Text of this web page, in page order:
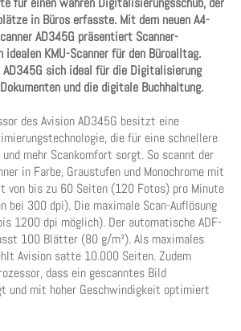
in Büros erfasste. Mit dem neuen A4-
AD345G präsentiert Scanner-
idealen KMU-Scanner für den Büroalltag.
sich ideal für die Digitalisierung
und die digitale Buchhaltung.
des Avision AD345G besitzt eine
die für eine schnellere
mehr Scankomfort sorgt. So scannt der
in Farbe, Graustufen und Monochrome mit
von bis zu 60 Seiten (120 Fotos) pro Minute
bei 300 dpi). Die maximale Scan-Auflösung
1200 dpi möglich). Der automatische ADF-
100 Blätter (80 g/m²). Als maximales
Avision satte 10.000 Seiten. Zudem
dass ein gescanntes Bild
und mit hoher Geschwindigkeit optimiert